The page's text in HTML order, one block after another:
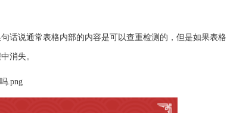
话说通常表格内部的内容是可以查重检测的，但是如果表格
消失。